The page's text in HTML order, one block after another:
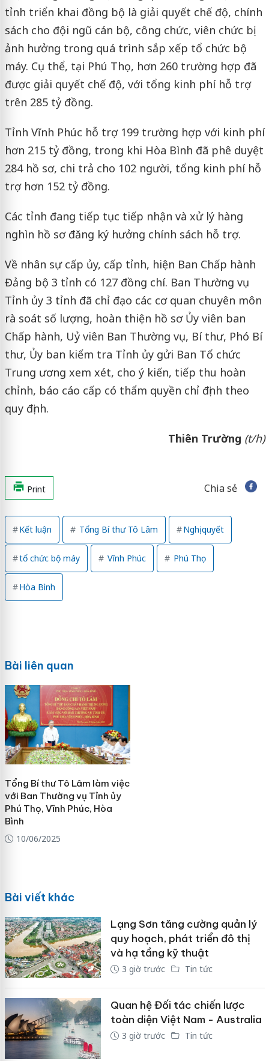
tỉnh triển khai đồng bộ là giải quyết chế độ, chính
sách cho đội ngũ cán bộ, công chức, viên chức bị
ảnh hưởng trong quá trình sắp xếp tổ chức bộ
máy. Cụ thể, tại Phú Thọ, hơn 260 trường hợp đã
được giải quyết chế độ, với tổng kinh phí hỗ trợ
trên 285 tỷ đồng.
Tỉnh Vĩnh Phúc hỗ trợ 199 trường hợp với kinh phí
hơn 215 tỷ đồng, trong khi Hòa Bình đã phê duyệt
284 hồ sơ, chi trả cho 102 người, tổng kinh phí hỗ
trợ hơn 152 tỷ đồng.
Các tỉnh đang tiếp tục tiếp nhận và xử lý hàng
nghìn hồ sơ đăng ký hưởng chính sách hỗ trợ.
Về nhân sự cấp ủy, cấp tỉnh, hiện Ban Chấp hành
Đảng bộ 3 tỉnh có 127 đồng chí. Ban Thường vụ
Tỉnh ủy 3 tỉnh đã chỉ đạo các cơ quan chuyên môn
rà soát số lượng, hoàn thiện hồ sơ Ủy viên ban
Chấp hành, Uỷ viên Ban Thường vụ, Bí thư, Phó Bí
thư, Ủy ban kiểm tra Tỉnh ủy gửi Ban Tổ chức
Trung ương xem xét, cho ý kiến, tiếp thu hoàn
chỉnh, báo cáo cấp có thẩm quyền chỉ định theo
quy định.
Thiên Trường (t/h)
Print Chia sẻ
Kết luận Tổng Bí thư Tô Lâm Nghị quyết
tổ chức bộ máy Vĩnh Phúc Phú Thọ
Hòa Bình
Bài liên quan
Tổng Bí thư Tô Lâm làm việc
với Ban Thường vụ Tỉnh ủy
Phú Thọ, Vĩnh Phúc, Hòa
Bình
10/06/2025
Bài viết khác
Lạng Sơn tăng cường quản lý
quy hoạch, phát triển đô thị
và hạ tầng kỹ thuật
3 giờ trước Tin tức
Quan hệ Đối tác chiến lược
toàn diện Việt Nam - Australia
3 giờ trước Tin tức